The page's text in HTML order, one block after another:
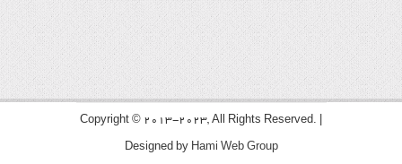
Copyright © 2013-2023, All Rights Reserved. |
Designed by Hami Web Group